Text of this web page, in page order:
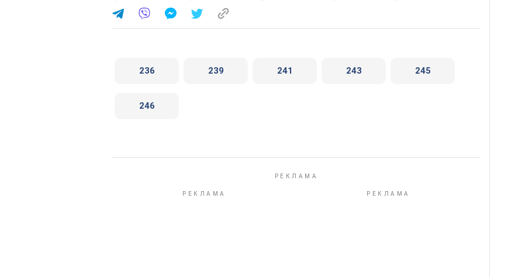
236 239 241 243 245
246